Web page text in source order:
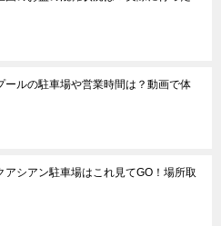
ールの駐車場や営業時間は？動画で体
アシアン駐車場はこれ見てGO！場所取